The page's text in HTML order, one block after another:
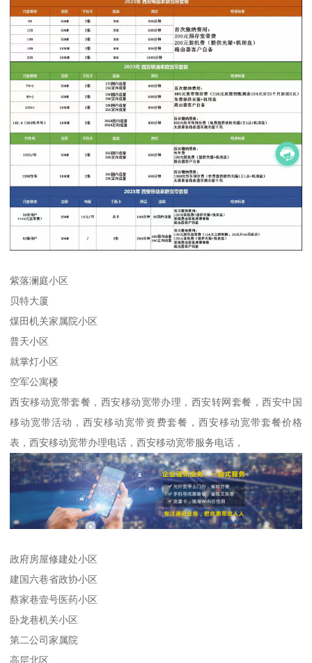
紫落澜庭小区
贝特大厦
煤田机关家属院小区
普天小区
就掌灯小区
空军公寓楼
西安移动宽带套餐，西安移动宽带办理，西安转网套餐，西安中国
移动宽带活动，西安移动宽带资费套餐，西安移动宽带套餐价格
表，西安移动宽带办理电话，西安移动宽带服务电话，
政府房屋修建处小区
建国六巷省政协小区
蔡家巷壹号医药小区
卧龙巷机关小区
第二公司家属院
高层北区